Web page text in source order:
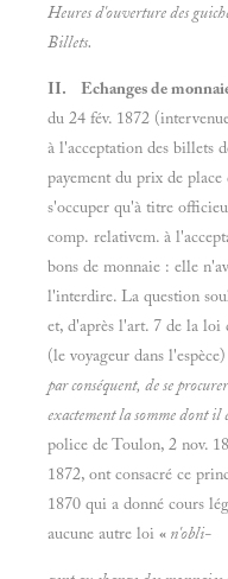
Heures d'ouverture des
Billets.
II. Echanges de
du 24 fév. 1872
à l'acceptation des billets
payement du prix de
s'occuper qu'à titre
comp. relativem. à
bons de monnaie : elle
l'interdire. La question
et, d'après l'art. 7 de la
(le voyageur dans l'espèce)
par conséquent, de se
exactement la somme dont il
police de Toulon, 2 nov.
1872, ont consacré ce
1870 qui a donné cours
aucune autre loi « n'obli-